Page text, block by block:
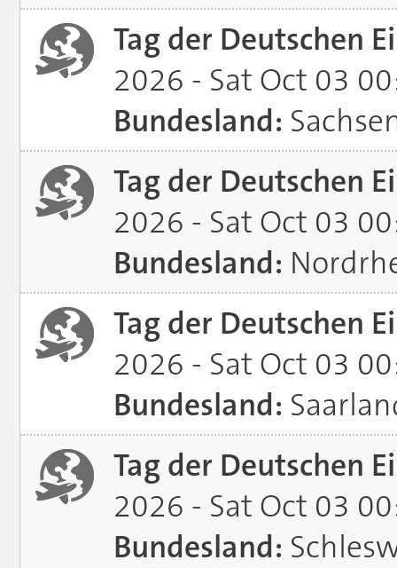
Tag der Deutschen
2026 - Sat Oct 03
Bundesland:
Tag der Deutschen
2026 - Sat Oct 03
Bundesland:
Tag der Deutschen
2026 - Sat Oct 03
Bundesland:
Tag der Deutschen
2026 - Sat Oct 03
Bundesland: